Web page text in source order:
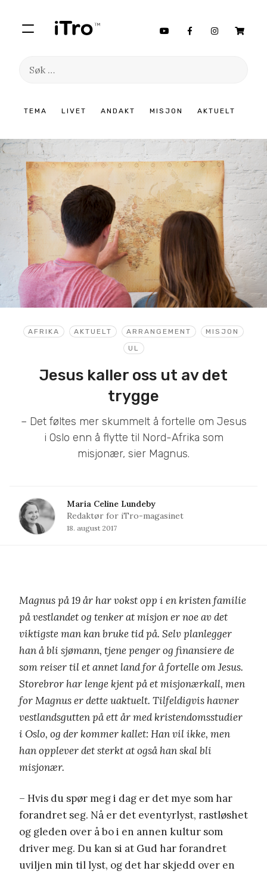
TEMA LIVET ANDAKT MISJON AKTUELT
Søk
innhold
AFRIKA AKTUELT ARRANGEMENT
MISJON
UL
Jesus kaller oss ut av det
trygge
– Det føltes mer skummelt å fortelle om Jesus
i Oslo enn å flytte til Nord-Afrika som
misjonær, sier Magnus.
Maria Celine Lundeby
Redaktør for iTro-magasinet
18. august 2017
Magnus på 19 år har vokst opp i en kristen familie
på vestlandet og tenker at misjon er noe av det
viktigste man kan bruke tid på. Selv planlegger
han å bli sjømann, tjene penger og finansiere de
som reiser til et annet land for å fortelle om Jesus.
Storebror har lenge kjent på et misjonærkall, men
for Magnus er dette uaktuelt. Tilfeldigvis havner
vestlandsgutten på ett år med kristendomsstudier
i Oslo, og der kommer kallet: Han vil ikke, men
han opplever det sterkt at også han skal bli
misjonær.
– Hvis du spør meg i dag er det mye som har
forandret seg. Nå er det eventyrlyst, rastløshet
og gleden over å bo i en annen kultur som
driver meg. Du kan si at Gud har forandret
uviljen min til lyst, og det har skjedd over en